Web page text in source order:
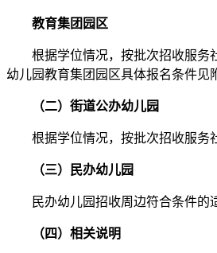
教育集团园区
根据学位情况，按批次招收服务社
幼儿园教育集团园区具体报名条件见
（二）街道公办幼儿园
根据学位情况，按批次招收服务社
（三）民办幼儿园
民办幼儿园招收周边符合条件的适
（四）相关说明